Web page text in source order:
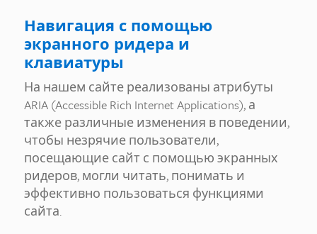
Навигация с помощью
экранного ридера и
клавиатуры
На нашем сайте реализованы атрибуты
ARIA (Accessible Rich Internet Applications), а
также различные изменения в поведении,
чтобы незрячие пользователи,
посещающие сайт с помощью экранных
ридеров, могли читать, понимать и
эффективно пользоваться функциями
сайта.